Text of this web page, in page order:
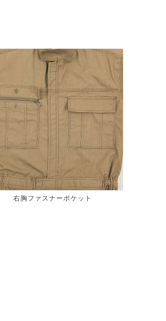
右胸ファスナーポケット